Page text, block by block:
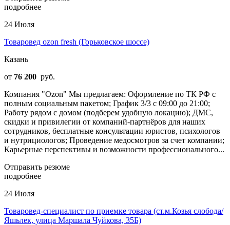
подробнее
24 Июля
Товаровед ozon fresh (Горьковское шоссе)
Казань
от 76 200 руб.
Компания "Ozon" Мы предлагаем: Оформление по ТК РФ с
полным социальным пакетом; График 3/3 с 09:00 до 21:00;
Работу рядом с домом (подберем удобную локацию); ДМС,
скидки и привилегии от компаний-партнёров для наших
сотрудников, бесплатные консультации юристов, психологов
и нутрициологов; Проведение медосмотров за счет компании;
Карьерные перспективы и возможности профессионального...
Отправить резюме
подробнее
24 Июля
Товаровед-специалист по приемке товара (ст.м.Козья слобода/
Яшьлек, улица Маршала Чуйкова, 35Б)